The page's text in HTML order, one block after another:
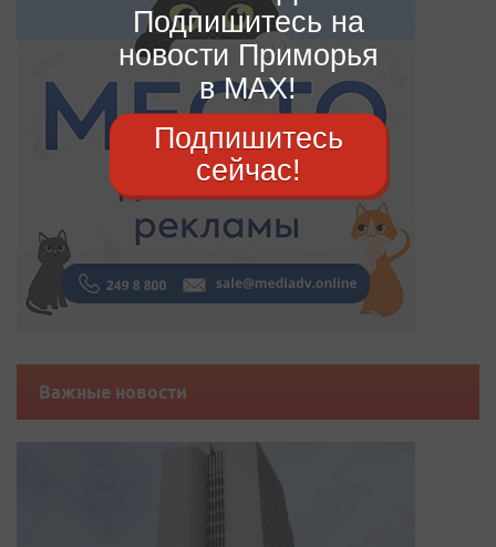
Важные новости
Подпишитесь на
новости Приморья
в MAX!
Подпишитесь
сейчас!